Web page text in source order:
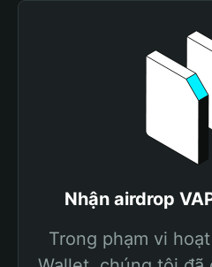
Nhận airdrop
Trong phạm vi